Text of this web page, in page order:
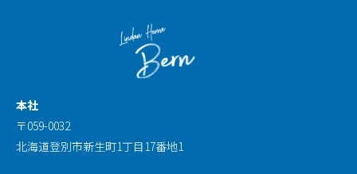
本社
〒059-0032
北海道登別市新生町1丁目17番地1